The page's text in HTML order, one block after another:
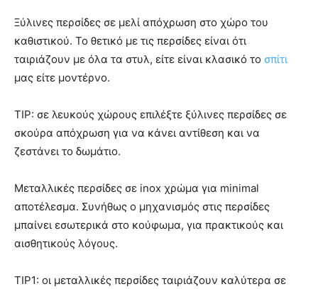
Ξύλινες περσίδες σε μελί απόχρωση στο χώρο του
καθιστικού. Το θετικό με τις περσίδες είναι ότι
ταιριάζουν με όλα τα στυλ, είτε είναι κλασικό το σπίτι
μας είτε μοντέρνο.
TIP: σε λευκούς χώρους επιλέξτε ξύλινες περσίδες σε
σκούρα απόχρωση για να κάνει αντίθεση και να
ζεστάνει το δωμάτιο.
Μεταλλικές περσίδες σε inox χρώμα για minimal
αποτέλεσμα. Συνήθως ο μηχανισμός στις περσίδες
μπαίνει εσωτερικά στο κούφωμα, για πρακτικούς και
αισθητικούς λόγους.
TIP1: οι μεταλλικές περσίδες ταιριάζουν καλύτερα σε